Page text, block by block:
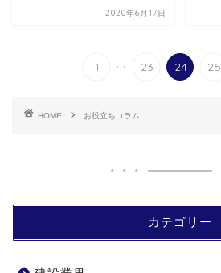
2020年6月17日
1 ... 23 24 25
HOME お役立ちコラム
カテゴリー